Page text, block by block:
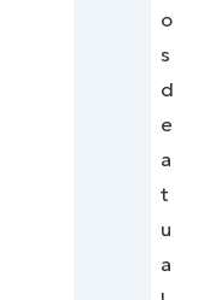
o
s
d
e
a
t
u
a